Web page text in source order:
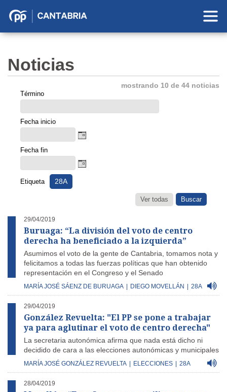
Partido
Cantabria
Noticias
mostrando 10 de 44 noticias
Término
Fecha inicio
Fecha fin
Etiqueta 28A
Ver todas
29/04/2019
Buruaga: “La división del voto de centro
derecha ha beneficiado a la izquierda”
Asumimos el voto de la gente de Cantabria, tomamos nota y
felicitamos a todas las fuerzas políticas que han obtenido
representación en el Congreso y el Senado
MARÍA JOSÉ SÁENZ DE BURUAGA DIEGO MOVELLÁN 28A
29/04/2019
González Revuelta: "El PP se pone a trabajar
ya para aglutinar el voto de centro derecha"
La secretaria autonómica afirma que nada está dicho ni
decidido de cara a las elecciones autonómicas y municipales
MARÍA JOSÉ GONZÁLEZ REVUELTA ELECCIONES 28A
28/04/2019